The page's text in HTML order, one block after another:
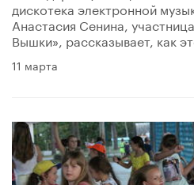
дискотека электронной
Анастасия Сенина,
Вышки», рассказывает, как
11 марта